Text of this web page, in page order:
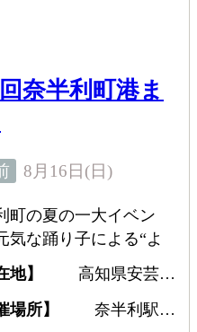
奈半利町港ま
8月16日(日)
町の夏の一大イベン
気な踊り子による“よ
”を楽しめるほか、夜
3,700発の花火大会が行
。周りに大きな障害物
地】
高知県安芸郡
場所】
奈半利駅前